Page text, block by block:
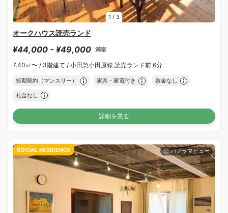
1 / 3
オークハウス読売ランド
¥44,000 - ¥49,000 満室
7.40㎡〜 / 3階建て / 小田急小田原線 読売ランド前 6分
短期契約（マンスリー） 家具・家電付き 敷金なし
礼金なし
詳細を見る
SOCIAL RESIDENCE